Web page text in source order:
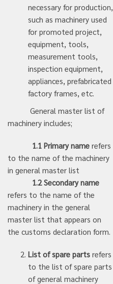
necessary for production,
such as machinery used
for promoted project,
equipment, tools,
measurement tools,
inspection equipment,
appliances, prefabricated
factory frames, etc.
General master list of
machinery includes;
1.1 Primary name refers
to the name of the machinery
in general master list
1.2 Secondary name
refers to the name of the
machinery in the general
master list that appears on
the customs declaration form.
List of spare parts refers
to the list of spare parts
of general machinery